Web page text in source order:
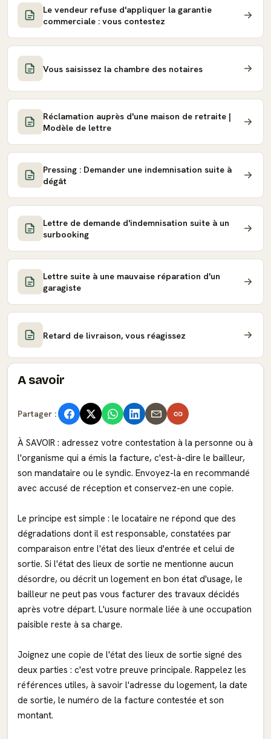
Le vendeur refuse d'appliquer la garantie
commerciale : vous contestez
Vous saisissez la chambre des notaires
Réclamation auprès d'une maison de retraite |
Modèle de lettre
Pressing : Demander une indemnisation suite à
dégât
Lettre de demande d'indemnisation suite à un
surbooking
Lettre suite à une mauvaise réparation d'un
garagiste
Retard de livraison, vous réagissez
A savoir
Partager :
À SAVOIR : adressez votre contestation à la personne ou à
l'organisme qui a émis la facture, c'est-à-dire le bailleur,
son mandataire ou le syndic. Envoyez-la en recommandé
avec accusé de réception et conservez-en une copie.
Le principe est simple : le locataire ne répond que des
dégradations dont il est responsable, constatées par
comparaison entre l'état des lieux d'entrée et celui de
sortie. Si l'état des lieux de sortie ne mentionne aucun
désordre, ou décrit un logement en bon état d'usage, le
bailleur ne peut pas vous facturer des travaux décidés
après votre départ. L'usure normale liée à une occupation
paisible reste à sa charge.
Joignez une copie de l'état des lieux de sortie signé des
deux parties : c'est votre preuve principale. Rappelez les
références utiles, à savoir l'adresse du logement, la date
de sortie, le numéro de la facture contestée et son
montant.